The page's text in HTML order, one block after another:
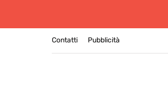
Contatti Pubblicità